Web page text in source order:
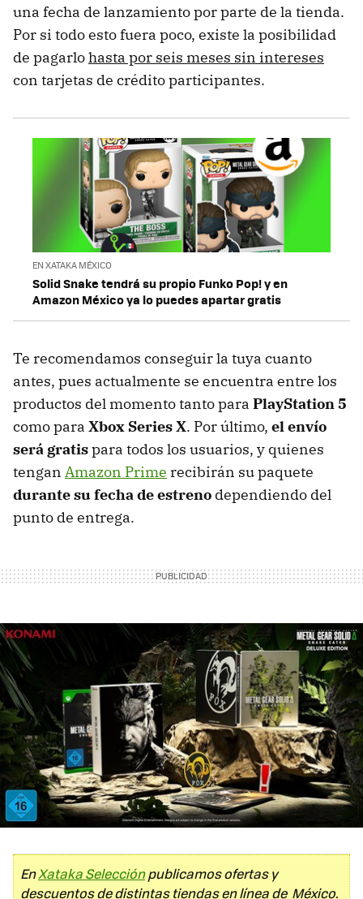
una fecha de lanzamiento por parte de la tienda.
Por si todo esto fuera poco, existe la posibilidad
de pagarlohasta por seis meses sin intereses
con tarjetas de crédito participantes.
EN XATAKA MÉXICO
Solid Snake tendrá su propio Funko Pop! y en
Amazon México ya lo puedes apartar gratis
Te recomendamos conseguir la tuya cuanto
antes, pues actualmente se encuentra entre los
productos del momento tanto para PlayStation 5
como para Xbox Series X. Por último, el envío
será gratispara todos los usuarios, y quienes
tengan Amazon Prime recibirán su paquete
durante su fecha de estreno dependiendo del
punto de entrega.
EnXataka Selecciónpublicamos ofertas y
descuentos de distintas tiendas en línea de México.